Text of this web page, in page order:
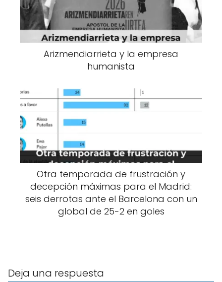
Arizmendiarrieta y la empresa
humanista
Otra temporada de frustración y
decepción máximas para el Madrid:
seis derrotas ante el Barcelona con un
global de 25-2 en goles
Deja una respuesta